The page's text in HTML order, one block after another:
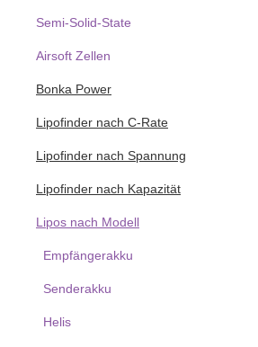
Semi-Solid-State
Airsoft Zellen
Bonka Power
Lipofinder nach C-Rate
Lipofinder nach Spannung
Lipofinder nach Kapazität
Lipos nach Modell
Empfängerakku
Senderakku
Helis